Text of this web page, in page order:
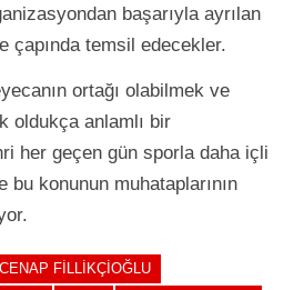
başarıyla ayrılan
çapında temsil edecekler.
ortağı olabilmek ve
oldukça anlamlı bir
her geçen gün sporla daha içli
bu konunun muhataplarının
CENAP FILLIKÇIOĞLU